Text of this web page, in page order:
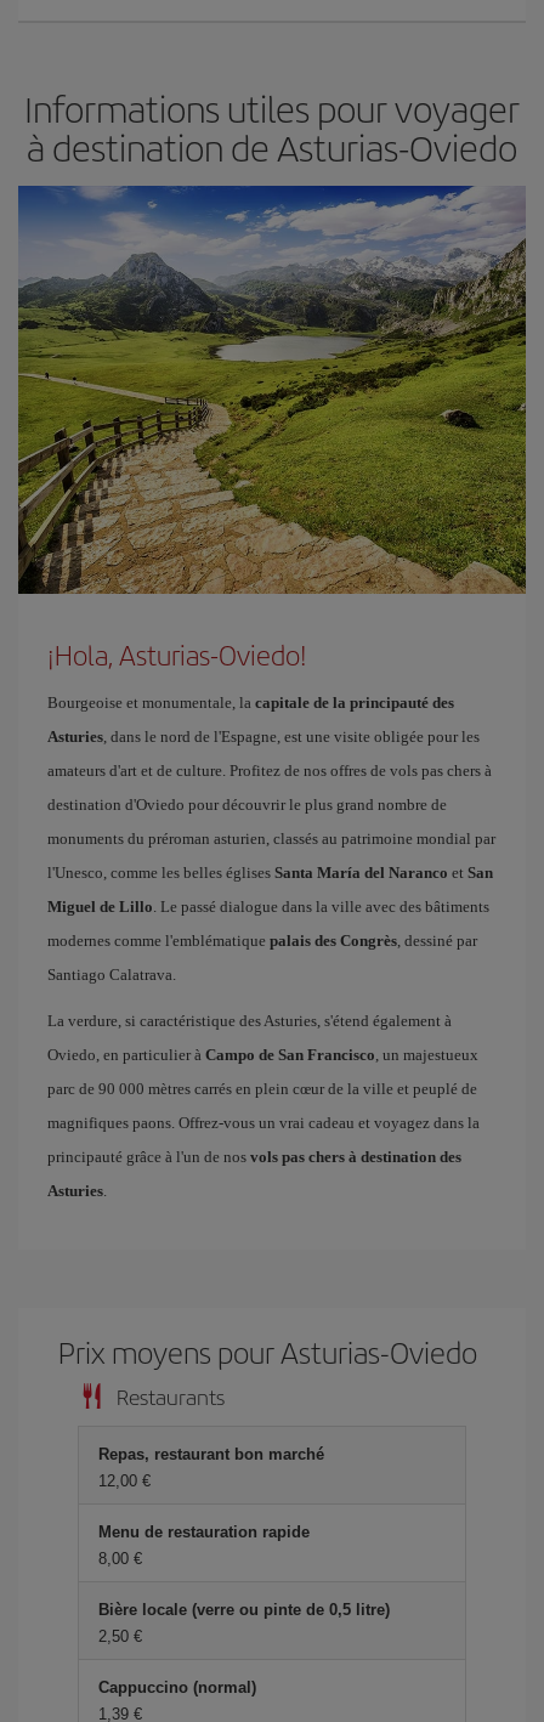
Informations utiles pour voyager
à destination de Asturias-Oviedo
¡Hola, Asturias-Oviedo!
Bourgeoise et monumentale, la capitale de la principauté des
Asturies, dans le nord de l'Espagne, est une visite obligée pour les
amateurs d'art et de culture. Profitez de nos offres de vols pas chers à
destination d'Oviedo pour découvrir le plus grand nombre de
monuments du préroman asturien, classés au patrimoine mondial par
l'Unesco, comme les belles églises Santa María del Naranco et San
Miguel de Lillo. Le passé dialogue dans la ville avec des bâtiments
modernes comme l'emblématique palais des Congrès, dessiné par
Santiago Calatrava.
La verdure, si caractéristique des Asturies, s'étend également à
Oviedo, en particulier à Campo de San Francisco, un majestueux
parc de 90 000 mètres carrés en plein cœur de la ville et peuplé de
magnifiques paons. Offrez-vous un vrai cadeau et voyagez dans la
principauté grâce à l'un de nos vols pas chers à destination des
Asturies.
Prix ​​moyens pour Asturias-Oviedo
Restaurants
Repas, restaurant bon marché
12,00 €
Menu de restauration rapide
8,00 €
Bière locale (verre ou pinte de 0,5 litre)
2,50 €
Cappuccino (normal)
1,39 €